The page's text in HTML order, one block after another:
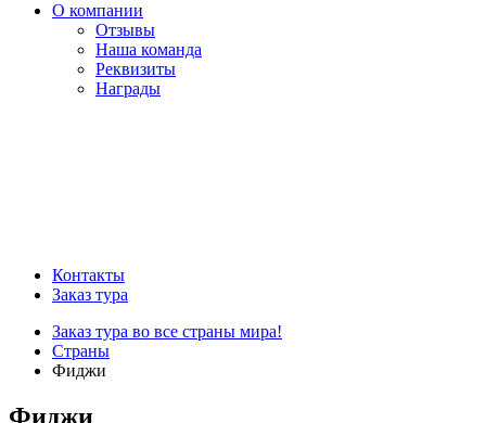
О компании
Отзывы
Наша команда
Реквизиты
Награды
Контакты
Заказ тура
Заказ тура во все страны мира!
Страны
Фиджи
Фиджи